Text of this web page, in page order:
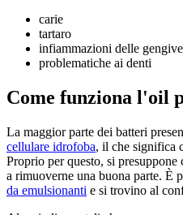
carie
tartaro
infiammazioni delle gengive
problematiche ai denti
Come funziona l'oil
La maggior parte dei batteri
cellulare idrofoba, il che significa
Proprio per questo, si
a rimuoverne una buona parte. È
da emulsionanti e si trovino al